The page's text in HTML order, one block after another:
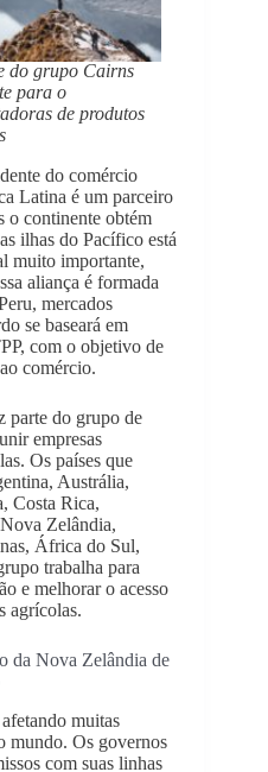
do grupo Cairns
para o
de produtos
do comércio
Latina é um parceiro
o continente obtém
ilhas do Pacífico está
muito importante,
aliança é formada
mercados
se baseará em
com o objetivo de
comércio.
parte do grupo de
empresas
Os países que
Austrália,
Costa Rica,
Zelândia,
África do Sul,
trabalha para
e melhorar o acesso
agrícolas.
da Nova Zelândia de
muitas
mundo. Os governos
com suas linhas